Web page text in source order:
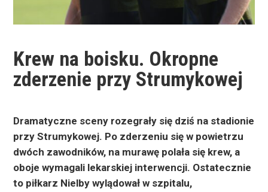
Krew na boisku. Okropne
zderzenie przy Strumykowej
Dramatyczne sceny rozegrały się dziś na stadionie
przy Strumykowej. Po zderzeniu się w powietrzu
dwóch zawodników, na murawę polała się krew, a
oboje wymagali lekarskiej interwencji. Ostatecznie
to piłkarz Nielby wylądował w szpitalu,